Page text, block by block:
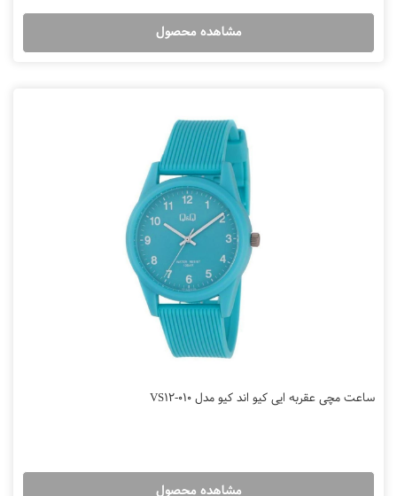
مشاهده محصول
ساعت مچی عقربه ایی کیو اند کیو مدل VS12-010
مشاهده محصول